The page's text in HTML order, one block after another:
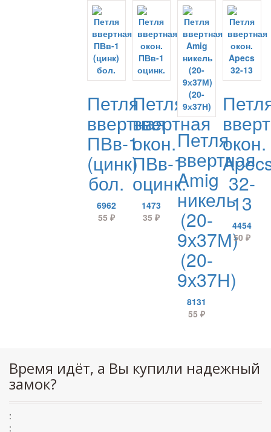
Петля
ввертная
ПВв-1
(цинк)
бол.
6962
55 ₽
Петля
ввертная
окон.
ПВв-1
оцинк.
1473
35₽
Петля
ввертная
Amig
никель
(20-
9х37М)
(20-
9х37Н)
8131
55₽
окон.
32-
13
4454
50 ₽
Время идёт, а Вы купили надежный
замок?
:
: